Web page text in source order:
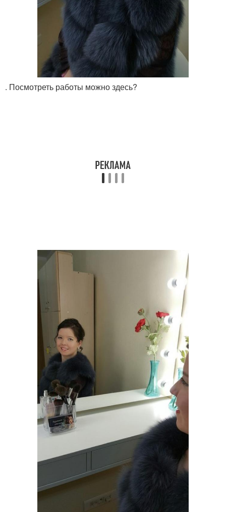
. Посмотреть работы можно здесь?